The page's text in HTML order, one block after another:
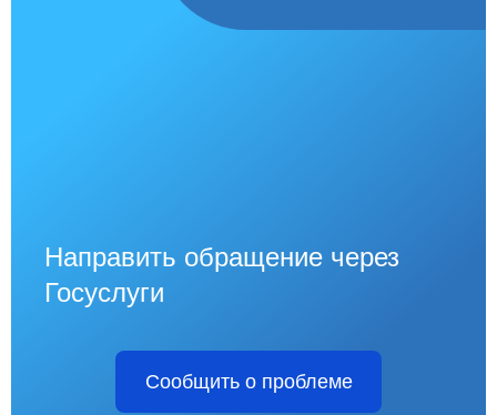
Направить обращение через
Госуслуги
Сообщить о проблеме